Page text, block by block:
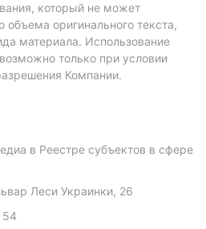
который не может
оригинального текста,
материала. Использование
только при условии
Компании.
в Реестре субъектов в сфере
Леси Украинки, 26
54